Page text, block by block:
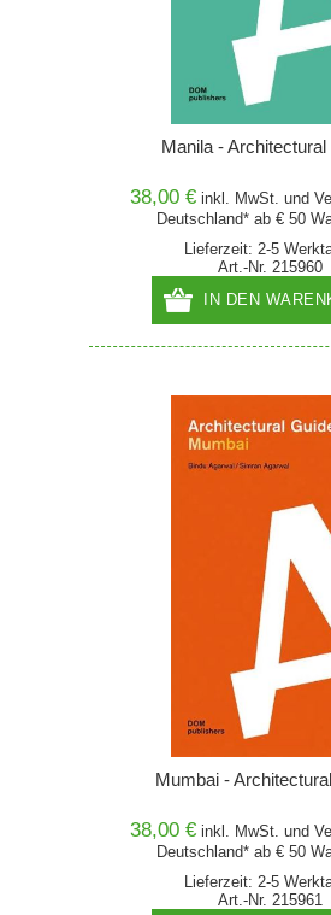
Manila - Architectural
38,00 € inkl. MwSt. und
Deutschland* ab € 50
Lieferzeit: 2-5
Art.-Nr. 215960
IN DEN
Mumbai -
38,00 € inkl. MwSt. und
Deutschland* ab € 50
Lieferzeit: 2-5
Art.-Nr. 215961